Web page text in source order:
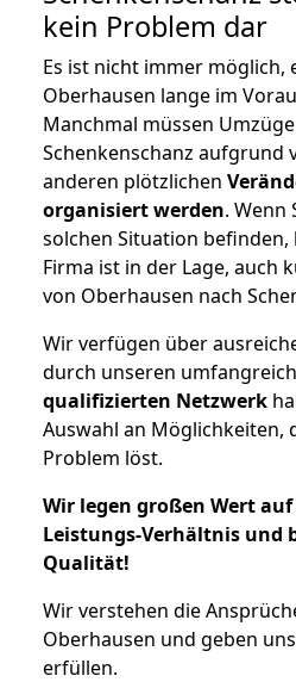
kein Problem dar
Es ist nicht immer möglich,
Oberhausen lange im
Manchmal müssen
Schenkenschanz aufgrund
anderen plötzlichen
organisiert werden. Wenn
solchen Situation befinden,
Firma ist in der Lage, auch
von Oberhausen nach
Wir verfügen über
durch unseren
qualifizierten Netzwerk
Auswahl an Möglichkeiten,
Problem löst.
Wir legen großen Wert
Leistungs-Verhältnis und
Qualität!
Wir verstehen die
Oberhausen und geben
erfüllen.